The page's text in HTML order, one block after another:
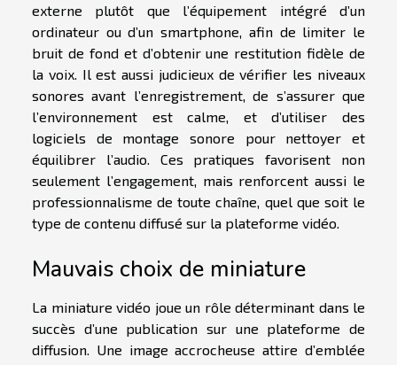
externe plutôt que l’équipement intégré d’un
ordinateur ou d’un smartphone, afin de limiter le
bruit de fond et d’obtenir une restitution fidèle de
la voix. Il est aussi judicieux de vérifier les niveaux
sonores avant l’enregistrement, de s’assurer que
l’environnement est calme, et d’utiliser des
logiciels de montage sonore pour nettoyer et
équilibrer l’audio. Ces pratiques favorisent non
seulement l’engagement, mais renforcent aussi le
professionnalisme de toute chaîne, quel que soit le
type de contenu diffusé sur la plateforme vidéo.
Mauvais choix de miniature
La miniature vidéo joue un rôle déterminant dans le
succès d’une publication sur une plateforme de
diffusion. Une image accrocheuse attire d’emblée